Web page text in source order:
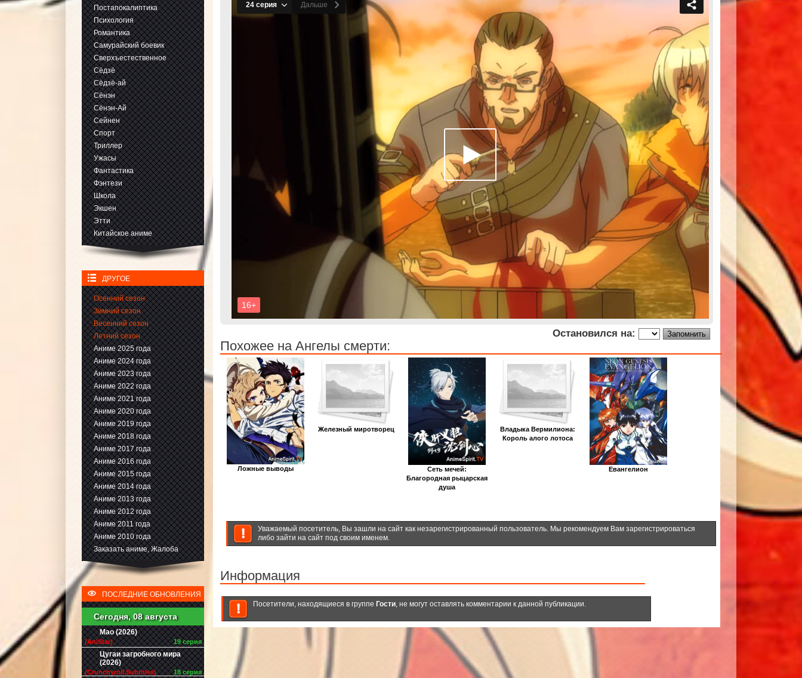
Постапокалиптика
Психология
Романтика
Самурайский боевик
Сверхъестественное
Сёдзё
Сёдзё-ай
Сёнэн
Сёнэн-Ай
Сейнен
Спорт
Триллер
Ужасы
Фантастика
Фэнтези
Школа
Экшен
Этти
Китайское аниме
ДРУГОЕ
Осенний сезон
Зимний сезон
Весенний сезон
Летний сезон
Аниме 2025 года
Аниме 2024 года
Аниме 2023 года
Аниме 2022 года
Аниме 2021 года
Аниме 2020 года
Аниме 2019 года
Аниме 2018 года
Аниме 2017 года
Аниме 2016 года
Аниме 2015 года
Аниме 2014 года
Аниме 2013 года
Аниме 2012 года
Аниме 2011 года
Аниме 2010 года
Заказать аниме, Жалоба
ПОСЛЕДНИЕ ОБНОВЛЕНИЯ
Сегодня, 08 августа
Мао (2026)
(AniStar) 19 серия
Цугаи загробного мира
(2026)
(Crunchyroll.Subtitles) 18 серия
Остановился на:
Похожее на Ангелы смерти:
Ложные выводы
Железный миротворец
Сеть мечей:
Благородная рыцарская
душа
Владыка Вермилиона:
Король алого лотоса
Евангелион
Уважаемый посетитель, Вы зашли на сайт как незарегистрированный пользователь. Мы рекомендуем Вам зарегистрироваться
либо зайти на сайт под своим именем.
Информация
Посетители, находящиеся в группе Гости, не могут оставлять комментарии к данной публикации.